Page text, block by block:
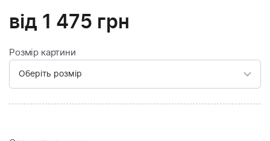
від 1 475 грн
Розмір картини